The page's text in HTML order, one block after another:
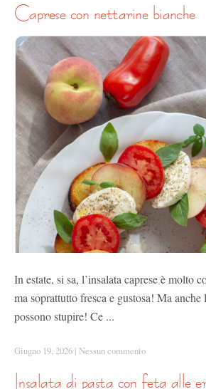
caprese con nettarine bianche
In estate, si sa, l’insalata caprese è molto
ma soprattutto fresca e gustosa! Ma
possono stupire! Ce ...
Giugno 19, 2026 | Nessun commento